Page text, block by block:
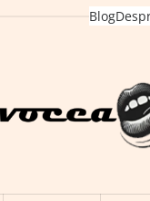
Blog